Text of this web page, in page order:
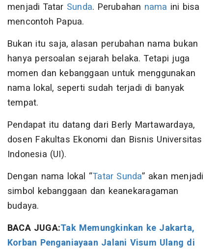
menjadi Tatar Sunda. Perubahan nama ini bisa
mencontoh Papua.
Bukan itu saja, alasan perubahan nama bukan
hanya persoalan sejarah belaka. Tetapi juga
momen dan kebanggaan untuk menggunakan
nama lokal, seperti sudah terjadi di banyak
tempat.
Pendapat itu datang dari Berly Martawardaya,
dosen Fakultas Ekonomi dan Bisnis Universitas
Indonesia (UI).
Dengan nama lokal “Tatar Sunda” akan menjadi
simbol kebanggaan dan keanekaragaman
budaya.
BACA JUGA:Tak Memungkinkan ke Jakarta,
Korban Penganiayaan Jalani Visum Ulang di